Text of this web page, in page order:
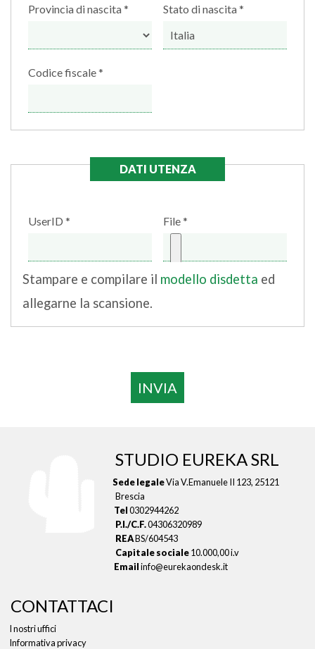
Provincia di nascita Stato di nascita
Codice fiscale
DATI UTENZA
UserID File
Stampare e compilare il modello disdetta ed
allegarne la scansione.
STUDIO EUREKA SRL
Sede legaleVia V.Emanuele II 123, 25121
Brescia
Tel0302944262
P.I./C.F.04306320989
REABS/604543
Capitale sociale10.000,00 i.v
Email info@eurekaondesk.it
CONTATTACI
I nostri uffici
Informativa privacy